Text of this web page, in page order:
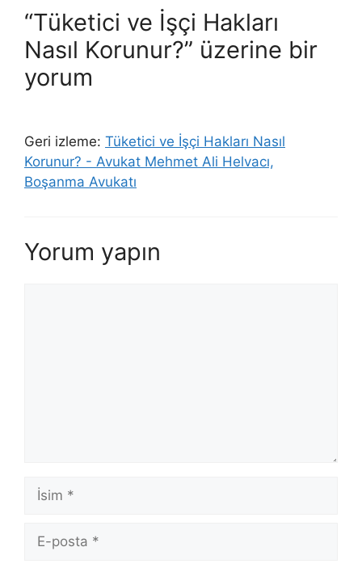
“Tüketici ve İşçi Hakları
Nasıl Korunur?” üzerine bir
yorum
Geri izleme: Tüketici ve İşçi Hakları Nasıl
Korunur? - Avukat Mehmet Ali Helvacı,
Boşanma Avukatı
Yorum yapın
İsim
posta